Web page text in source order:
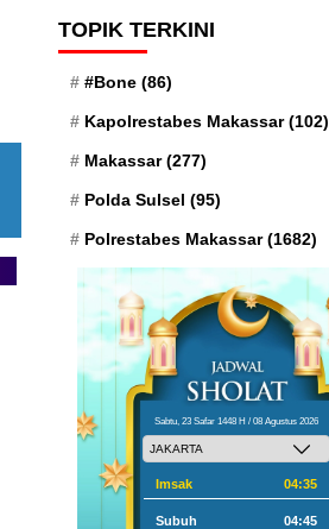
TOPIK TERKINI
#Bone (86)
Kapolrestabes Makassar(102)
Makassar(277)
Polda Sulsel (95)
Polrestabes Makassar(1682)
Sabtu, 23 Safar 1448 H / 08 Agustus 2026
Imsak 04:35
Subuh 04:45